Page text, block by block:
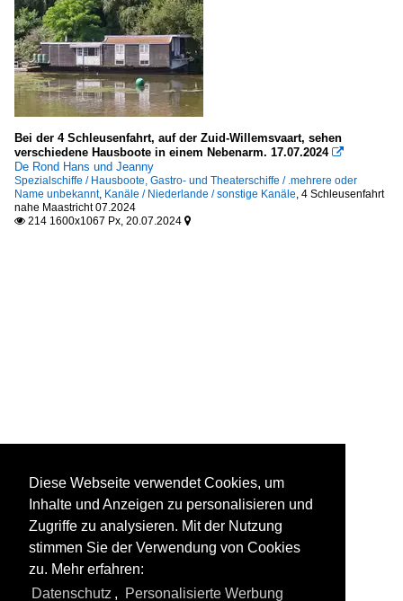
Bei der 4 Schleusenfahrt, auf der Zuid-Willemsvaart, sehen
verschiedene Hausboote in einem Nebenarm. 17.07.2024 
De Rond Hans und Jeanny
Spezialschiffe / Hausboote, Gastro- und Theaterschiffe / .mehrere oder
Name unbekannt, Kanäle / Niederlande / sonstige Kanäle, 4 Schleusenfahrt
nahe Maastricht 07.2024
 214 1600x1067 Px, 20.07.2024 
Diese Webseite verwendet Cookies, um
Inhalte und Anzeigen zu personalisieren und
Zugriffe zu analysieren. Mit der Nutzung
stimmen Sie der Verwendung von Cookies
zu. Mehr erfahren:
Datenschutz , Personalisierte Werbung